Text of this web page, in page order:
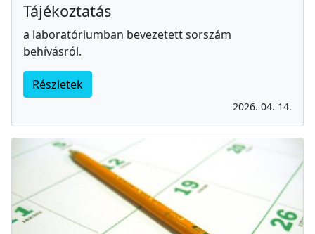
Tájékoztatás
a laboratóriumban bevezetett sorszám
behívásról.
Részletek
2026. 04. 14.